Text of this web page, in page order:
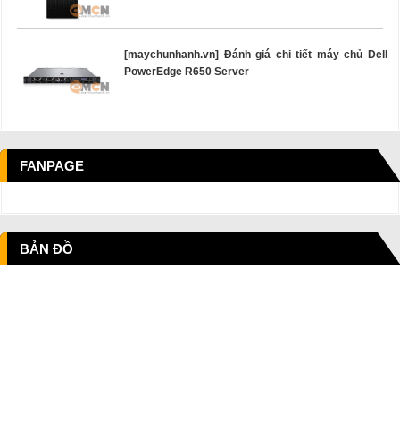
[maychunhanh.vn] Đánh giá chi tiết máy chủ Dell
PowerEdge R650 Server
FANPAGE
BẢN ĐỒ